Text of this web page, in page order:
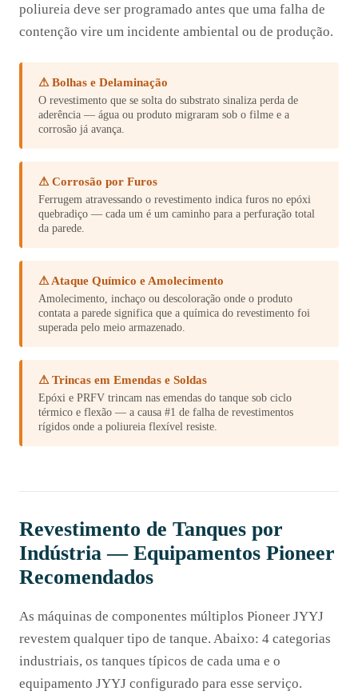
poliureia deve ser programado antes que uma falha de
contenção vire um incidente ambiental ou de produção.
⚠ Bolhas e Delaminação
O revestimento que se solta do substrato sinaliza perda de
aderência — água ou produto migraram sob o filme e a
corrosão já avança.
⚠ Corrosão por Furos
Ferrugem atravessando o revestimento indica furos no epóxi
quebradiço — cada um é um caminho para a perfuração total
da parede.
⚠ Ataque Químico e Amolecimento
Amolecimento, inchaço ou descoloração onde o produto
contata a parede significa que a química do revestimento foi
superada pelo meio armazenado.
⚠ Trincas em Emendas e Soldas
Epóxi e PRFV trincam nas emendas do tanque sob ciclo
térmico e flexão — a causa #1 de falha de revestimentos
rígidos onde a poliureia flexível resiste.
Revestimento de Tanques por
Indústria — Equipamentos Pioneer
Recomendados
As máquinas de componentes múltiplos Pioneer JYYJ
revestem qualquer tipo de tanque. Abaixo: 4 categorias
industriais, os tanques típicos de cada uma e o
equipamento JYYJ configurado para esse serviço.